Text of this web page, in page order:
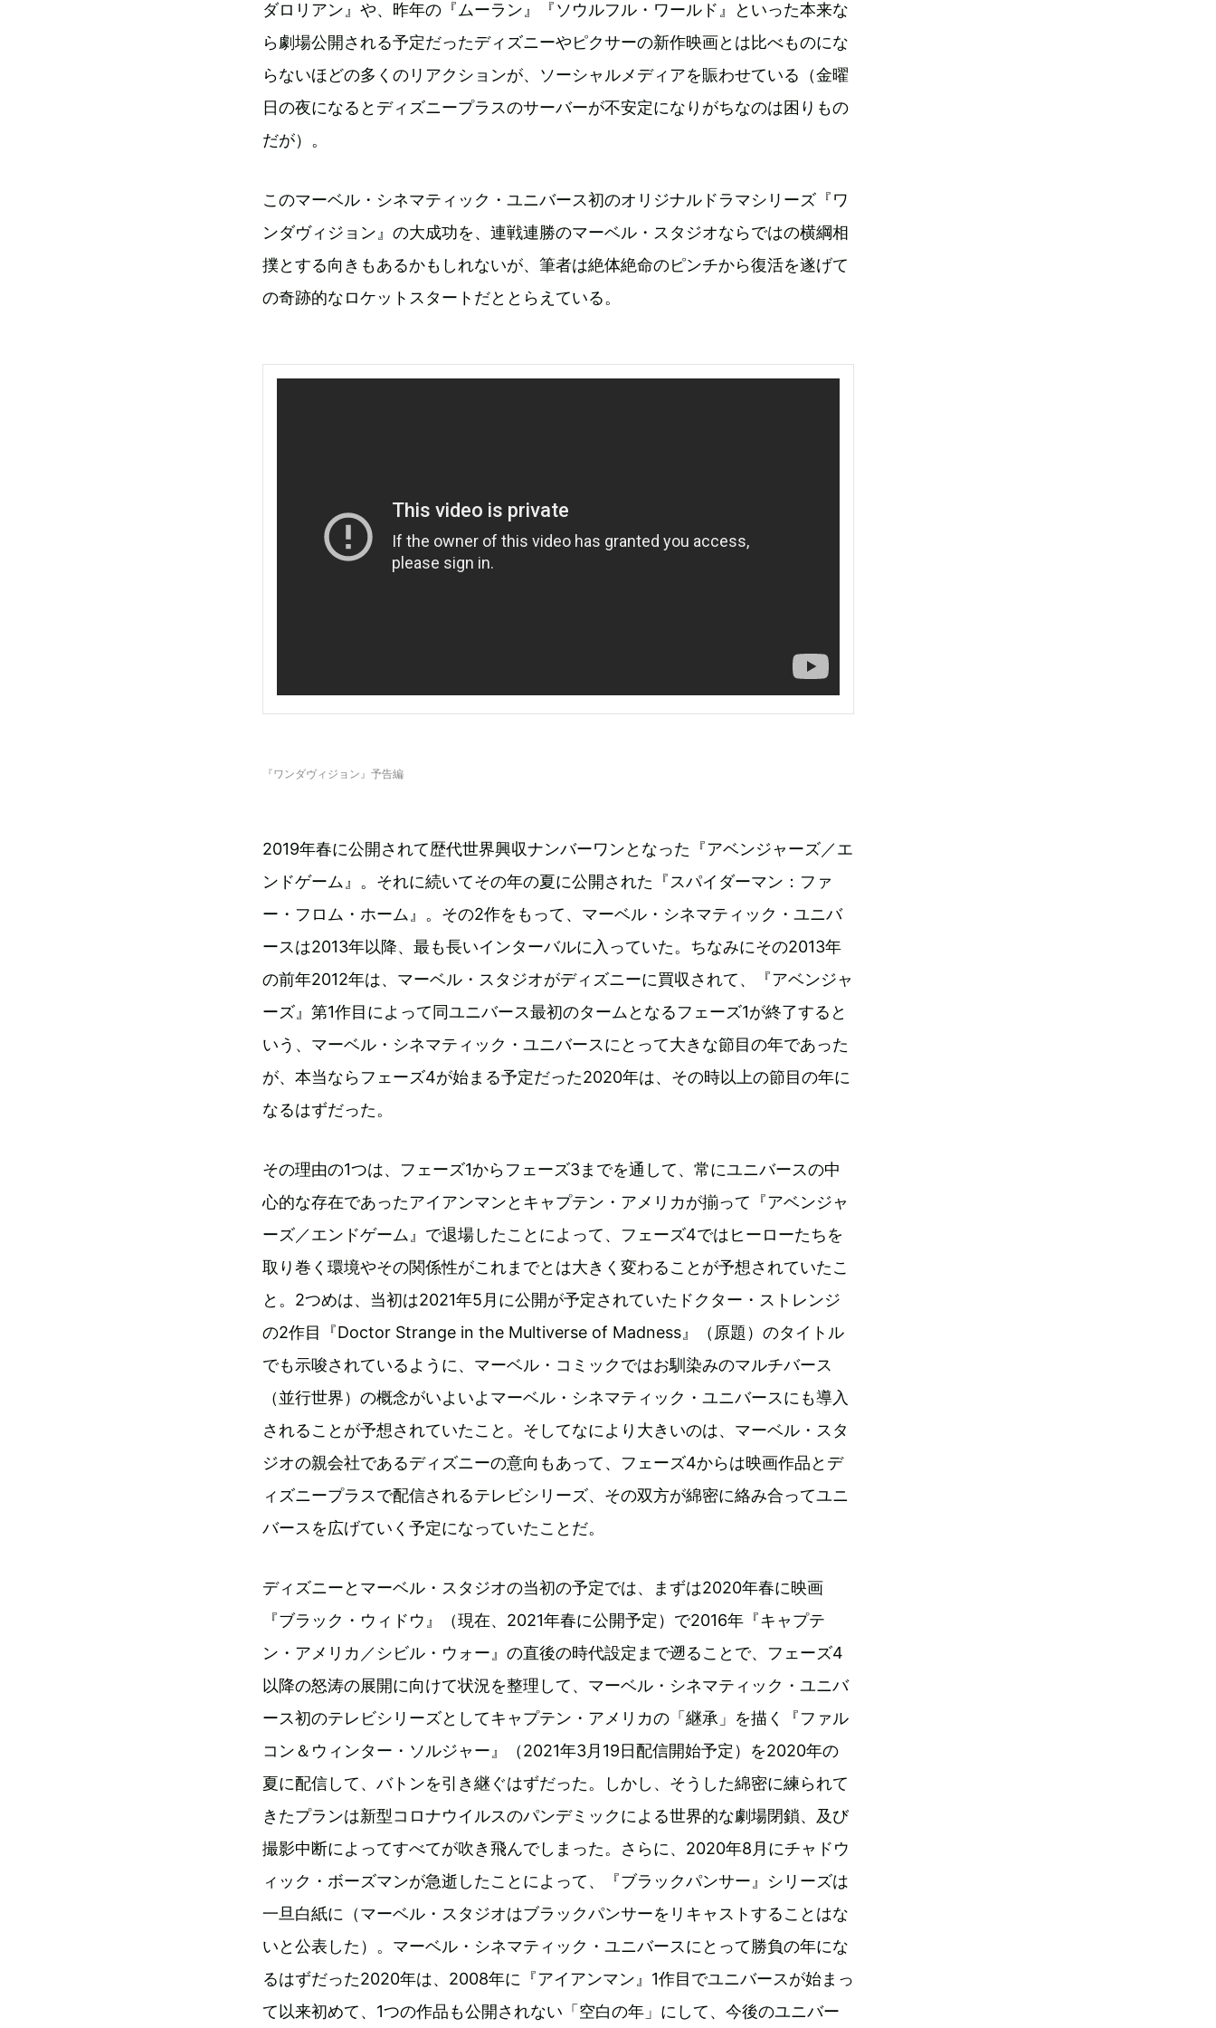
ダロリアン』や、昨年の『ムーラン』『ソウルフル・ワールド』といった本来な
ら劇場公開される予定だったディズニーやピクサーの新作映画とは比べものにな
らないほどの多くのリアクションが、ソーシャルメディアを賑わせている（金曜
日の夜になるとディズニープラスのサーバーが不安定になりがちなのは困りもの
だが）。
このマーベル・シネマティック・ユニバース初のオリジナルドラマシリーズ『ワ
ンダヴィジョン』の大成功を、連戦連勝のマーベル・スタジオならではの横綱相
撲とする向きもあるかもしれないが、筆者は絶体絶命のピンチから復活を遂げて
の奇跡的なロケットスタートだととらえている。
『ワンダヴィジョン』予告編
2019年春に公開されて歴代世界興収ナンバーワンとなった『アベンジャーズ／エ
ンドゲーム』。それに続いてその年の夏に公開された『スパイダーマン：ファ
ー・フロム・ホーム』。その2作をもって、マーベル・シネマティック・ユニバ
ースは2013年以降、最も長いインターバルに入っていた。ちなみにその2013年
の前年2012年は、マーベル・スタジオがディズニーに買収されて、『アベンジャ
ーズ』第1作目によって同ユニバース最初のタームとなるフェーズ1が終了すると
いう、マーベル・シネマティック・ユニバースにとって大きな節目の年であった
が、本当ならフェーズ4が始まる予定だった2020年は、その時以上の節目の年に
なるはずだった。
その理由の1つは、フェーズ1からフェーズ3までを通して、常にユニバースの中
心的な存在であったアイアンマンとキャプテン・アメリカが揃って『アベンジャ
ーズ／エンドゲーム』で退場したことによって、フェーズ4ではヒーローたちを
取り巻く環境やその関係性がこれまでとは大きく変わることが予想されていたこ
と。2つめは、当初は2021年5月に公開が予定されていたドクター・ストレンジ
の2作目『Doctor Strange in the Multiverse of Madness』（原題）のタイトル
でも示唆されているように、マーベル・コミックではお馴染みのマルチバース
（並行世界）の概念がいよいよマーベル・シネマティック・ユニバースにも導入
されることが予想されていたこと。そしてなにより大きいのは、マーベル・スタ
ジオの親会社であるディズニーの意向もあって、フェーズ4からは映画作品とデ
ィズニープラスで配信されるテレビシリーズ、その双方が綿密に絡み合ってユニ
バースを広げていく予定になっていたことだ。
ディズニーとマーベル・スタジオの当初の予定では、まずは2020年春に映画
『ブラック・ウィドウ』（現在、2021年春に公開予定）で2016年『キャプテ
ン・アメリカ／シビル・ウォー』の直後の時代設定まで遡ることで、フェーズ4
以降の怒涛の展開に向けて状況を整理して、マーベル・シネマティック・ユニバ
ース初のテレビシリーズとしてキャプテン・アメリカの「継承」を描く『ファル
コン＆ウィンター・ソルジャー』（2021年3月19日配信開始予定）を2020年の
夏に配信して、バトンを引き継ぐはずだった。しかし、そうした綿密に練られて
きたプランは新型コロナウイルスのパンデミックによる世界的な劇場閉鎖、及び
撮影中断によってすべてが吹き飛んでしまった。さらに、2020年8月にチャドウ
ィック・ボーズマンが急逝したことによって、『ブラックパンサー』シリーズは
一旦白紙に（マーベル・スタジオはブラックパンサーをリキャストすることはな
いと公表した）。マーベル・シネマティック・ユニバースにとって勝負の年にな
るはずだった2020年は、2008年に『アイアンマン』1作目でユニバースが始まっ
て以来初めて、1つの作品も公開されない「空白の年」にして、今後のユニバー